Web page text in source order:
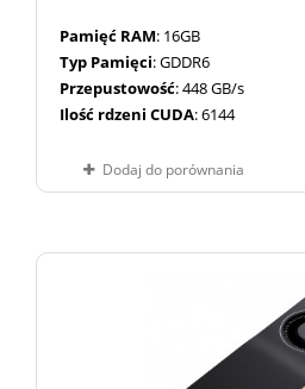
Pamięć RAM: 16GB
Typ Pamięci: GDDR6
Przepustowość: 448 GB/s
Ilość rdzeni CUDA: 6144
Dodaj do porównania